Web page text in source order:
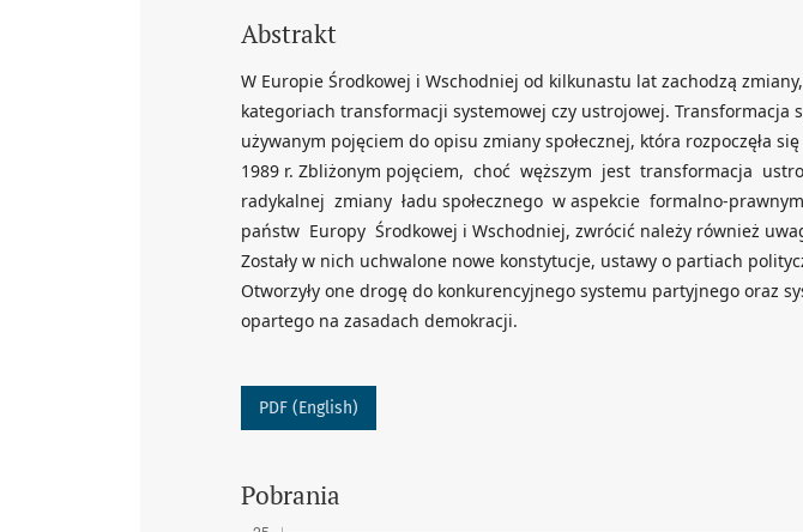
Abstrakt
W Europie Środkowej i Wschodniej od kilkunastu lat zachodzą
kategoriach transformacji systemowej czy ustrojowej. Transformacja
używanym pojęciem do opisu zmiany społecznej, która rozpoczęła
1989 r. Zbliżonym pojęciem, choć węższym jest transformacja
radykalnej zmiany ładu społecznego w aspekcie formalno-
państw Europy Środkowej i Wschodniej, zwrócić należy również
Zostały w nich uchwalone nowe konstytucje, ustawy o partiach
Otworzyły one drogę do konkurencyjnego systemu partyjnego oraz
opartego na zasadach demokracji.
PDF (English)
Pobrania